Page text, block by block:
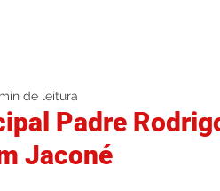
Padre
Jaconé
de leitura